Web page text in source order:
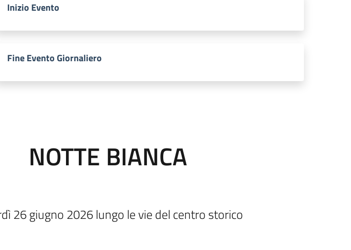
Inizio Evento
Fine Evento Giornaliero
NOTTE BIANCA
26 giugno 2026 lungo le vie del centro storico